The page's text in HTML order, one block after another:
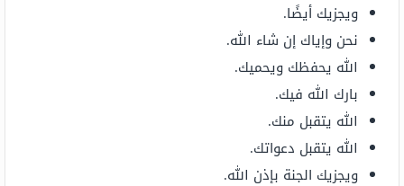
ويجزيك أيضًا.
نحن وإياك إن شاء الله.
الله يحفظك ويحميك.
بارك الله فيك.
الله يتقبل منك.
الله يتقبل دعواتك.
ويجزيك الجنة بإذن الله.